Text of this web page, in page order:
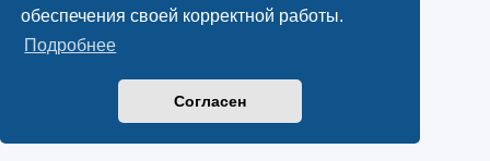
обеспечения своей корректной работы.
Подробнее
Согласен